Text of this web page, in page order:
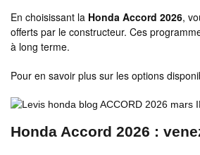
En choisissant la Honda Accord 2026,
offerts par le constructeur. Ces
à long terme.
Pour en savoir plus sur les options
Honda Accord 2026 :